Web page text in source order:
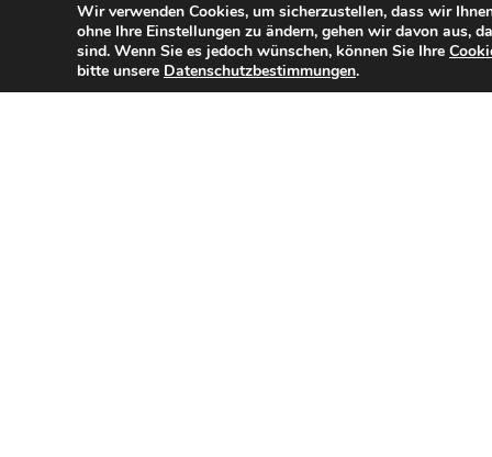
+49 69 9 2020 85-10
moc.t
nemti
urcer
-setr
a@tka
artes-recruitment.com
+49 30 290 4784
-setr
a@tka
tnok
Wir verwenden Cookies, um sicherzustellen, dass wir
ohne Ihre Einstellungen zu ändern, gehen wir davon aus,
sind. Wenn Sie es jedoch wünschen, können Sie Ihre
bitte unsere Datenschutzbestimmungen.